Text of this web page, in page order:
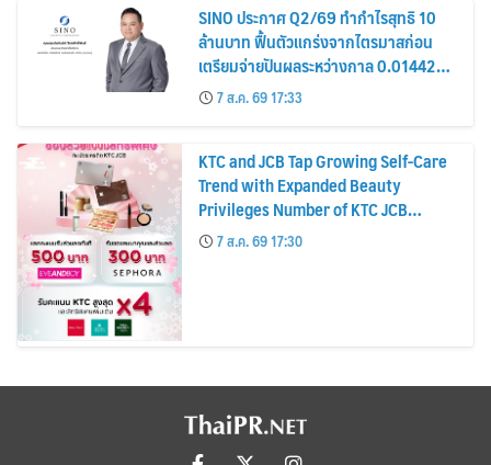
SINO ประกาศ Q2/69 ทำกำไรสุทธิ 10
ล้านบาท ฟื้นตัวแกร่งจากไตรมาสก่อน
เตรียมจ่ายปันผลระหว่างกาล 0.014423
บาทต่อหุ้น ครึ่งปีหลังมุ่งเติบโตต่อเนื่อง
7 ส.ค. 69 17:33
KTC and JCB Tap Growing Self-Care
Trend with Expanded Beauty
Privileges Number of KTC JCB
Cardmembers Spending on
Cosmetics Rises 26%
7 ส.ค. 69 17:30